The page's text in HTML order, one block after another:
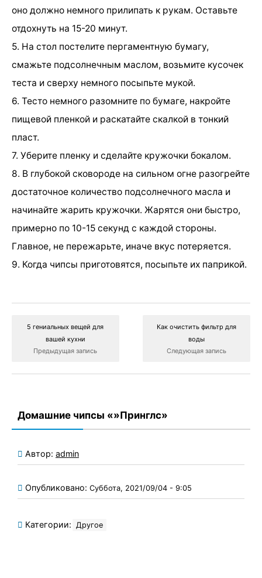
оно должно немного прилипать к рукам. Оставьте
отдохнуть на 15-20 минут.
5. На стол постелите пергаментную бумагу,
смажьте подсолнечным маслом, возьмите кусочек
теста и сверху немного посыпьте мукой.
6. Тесто немного разомните по бумаге, накройте
пищевой пленкой и раскатайте скалкой в тонкий
пласт.
7. Уберите пленку и сделайте кружочки бокалом.
8. В глубокой сковороде на сильном огне разогрейте
достаточное количество подсолнечного масла и
начинайте жарить кружочки. Жарятся они быстро,
примерно по 10-15 секунд с каждой стороны.
Главное, не пережарьте, иначе вкус потеряется.
9. Когда чипсы приготовятся, посыпьте их паприкой.
5 гениальных вещей для
вашей кухни
Предыдущая запись
Как очистить фильтр для
воды
Следующая запись
Домашние чипсы «»Принглс»
Автор: admin
Опубликовано: Суббота, 2021/09/04 - 9:05
Категории: Другое